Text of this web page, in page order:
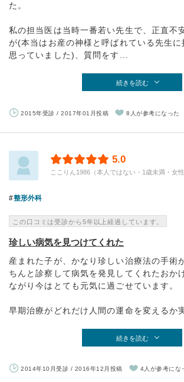
た。
私の担当医は当時一番若い先生で、正直不
が(本当はお産の神様と呼ばれている先生に
思っていました)、質問をす...
続きを読む
2015年受診 / 2017年01月投稿 8人が参考になった
5.0
ここりん1986（本人ではない・1歳未満・女
整形外科
この口コミは受診から5年以上経過しています。
珍しい病気を見つけてくれた
産まれた子が、かなり珍しい治療法の手術
ちんと診察して病気を発見してくれたおか
ながり今はとても元気に過ごせています。
早期治療がどれだけ人間の運命を変えるか
続きを読む
2014年10月受診 / 2016年12月投稿 4人が参考にな